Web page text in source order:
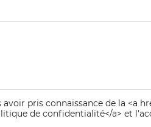
pris connaissance de la <a
de confidentialité</a> et